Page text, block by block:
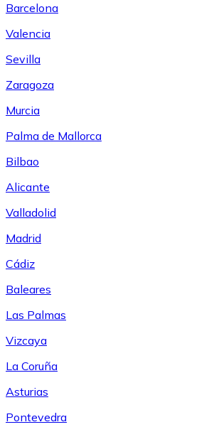
Barcelona
Valencia
Sevilla
Zaragoza
Murcia
Palma de Mallorca
Bilbao
Alicante
Valladolid
Madrid
Cádiz
Baleares
Las Palmas
Vizcaya
La Coruña
Asturias
Pontevedra